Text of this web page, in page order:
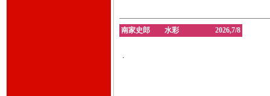
南家史郎 水彩 2026,7/8
.